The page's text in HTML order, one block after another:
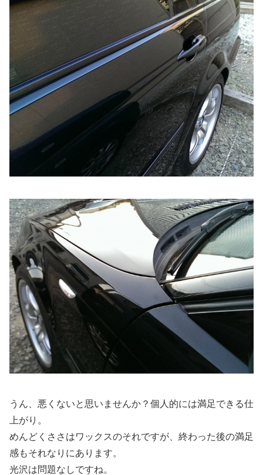
うん、悪くないと思いませんか？個人的には満足できる仕
上がり。
めんどくささはワックスのそれですが、終わった後の満足
感もそれなりにあります。
光沢は問題なしですね。